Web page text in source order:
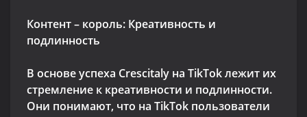
Контент – король: Креативность и
подлинность
В основе успеха Crescitaly на TikTok лежит их
стремление к креативности и подлинности.
Они понимают, что на TikTok пользователи